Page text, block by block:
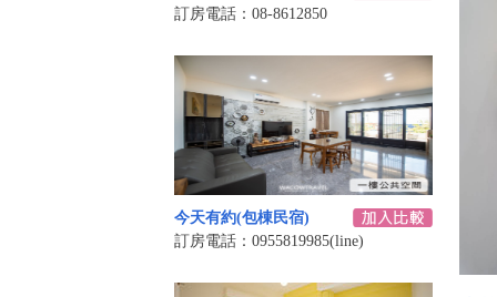
訂房電話：08-8612850
今天有約(包棟民宿)
訂房電話：0955819985(line)